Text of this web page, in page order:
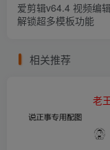
爱剪辑v64.4 视频编
解锁超多模板功能
相关推荐
老